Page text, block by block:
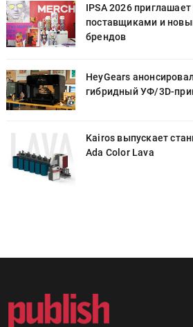
IPSA 2026
поставщиками и
брендов
HeyGears
гибридный УФ/3D-
Kairos выпускает
Ada Color Lava